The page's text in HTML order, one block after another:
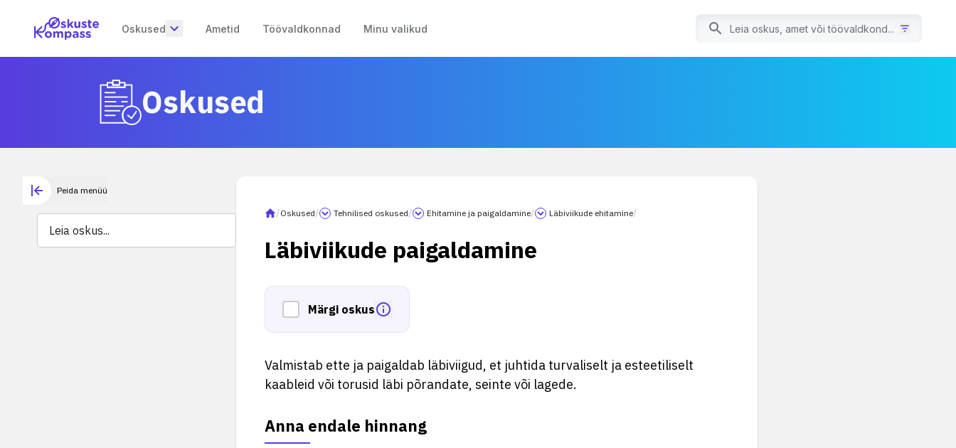
Oskused Ametid Töövaldkonnad Minu valikud
Oskused
Peida menüü
/Oskused/ Tehnilised oskused/ Ehitamine ja paigaldamine/ Läbiviikude ehitamine/
Läbiviikude paigaldamine
Märgi oskus
Valmistab ette ja paigaldab läbiviigud, et juhtida turvaliselt ja esteetiliselt
kaableid või torusid läbi põrandate, seinte või lagede.
Anna endale hinnang